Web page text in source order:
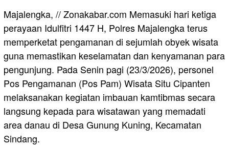
Majalengka, // Zonakabar.com Memasuki hari ketiga
perayaan Idulfitri 1447 H, Polres Majalengka terus
memperketat pengamanan di sejumlah obyek wisata
guna memastikan keselamatan dan kenyamanan para
pengunjung. Pada Senin pagi (23/3/2026), personel
Pos Pengamanan (Pos Pam) Wisata Situ Cipanten
melaksanakan kegiatan imbauan kamtibmas secara
langsung kepada para wisatawan yang memadati
area danau di Desa Gunung Kuning, Kecamatan
Sindang.